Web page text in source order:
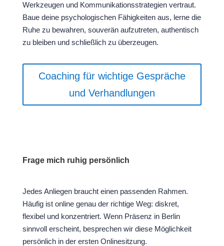
Werkzeugen und Kommunikationsstrategien vertraut.
Baue deine psychologischen Fähigkeiten aus, lerne die
Ruhe zu bewahren, souverän aufzutreten, authentisch
zu bleiben und schließlich zu überzeugen.
Coaching für wichtige Gespräche
und Verhandlungen
Frage mich ruhig persönlich
Jedes Anliegen braucht einen passenden Rahmen.
Häufig ist online genau der richtige Weg: diskret,
flexibel und konzentriert. Wenn Präsenz in Berlin
sinnvoll erscheint, besprechen wir diese Möglichkeit
persönlich in der ersten Onlinesitzung.